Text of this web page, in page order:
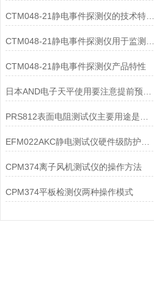
CTM048-21静电事件探测仪的技术特点解读
CTM048-21静电事件探测仪产品特性
CPM374离子风机测试仪的操作方法
CPM374平板检测仪两种操作模式